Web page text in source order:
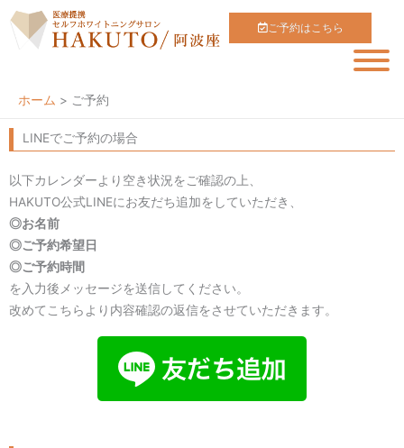
ご予約はこちら
ホーム ご予約
LINEでご予約の場合
以下カレンダーより空き状況をご確認の上、
HAKUTO公式LINEにお友だち追加をしていただき、
◎お名前
◎ご予約希望日
◎ご予約時間
を入力後メッセージを送信してください。
改めてこちらより内容確認の返信をさせていただきます。